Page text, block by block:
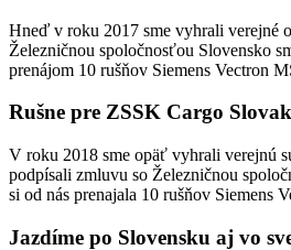
Hneď v roku 2017 sme vyhrali verejné
Železničnou spoločnosťou Slovensko
prenájom 10 rušňov Siemens Vectron
Rušne pre ZSSK Cargo
V roku 2018 sme opäť vyhrali verejnú
podpísali zmluvu so Železničnou
si od nás prenajala 10 rušňov Siemens
Jazdíme po Slovensku aj vo